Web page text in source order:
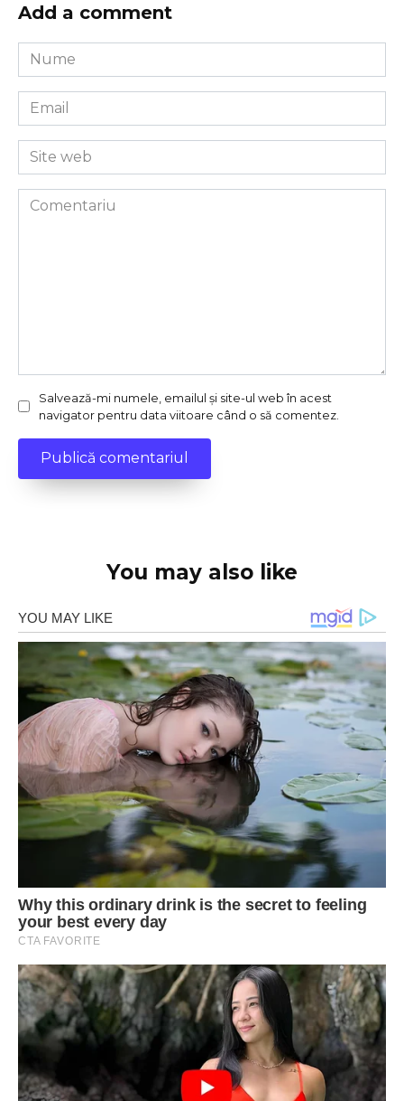
Add a comment
Nume
*
Email
*
Site
web
Comentariu
Salvează-mi numele, emailul și site-ul web în acest
navigator pentru data viitoare când o să comentez.
You may also like